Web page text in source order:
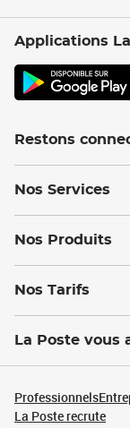
Applications
Restons
Nos Services
Nos Produits
Nos Tarifs
La Poste vous
Professionnels
La Poste recrute